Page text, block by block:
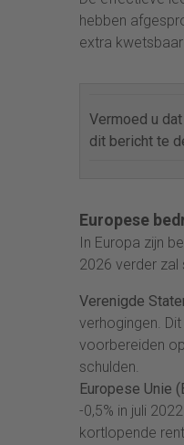
hebben
extra
Vermoed u
dit bericht te
Europese
In Europa zijn
2026 verder zal
Verenigde
verhogingen.
voorbereiden
schulden.
Europese Unie
-0,5% in juli
kortlopende